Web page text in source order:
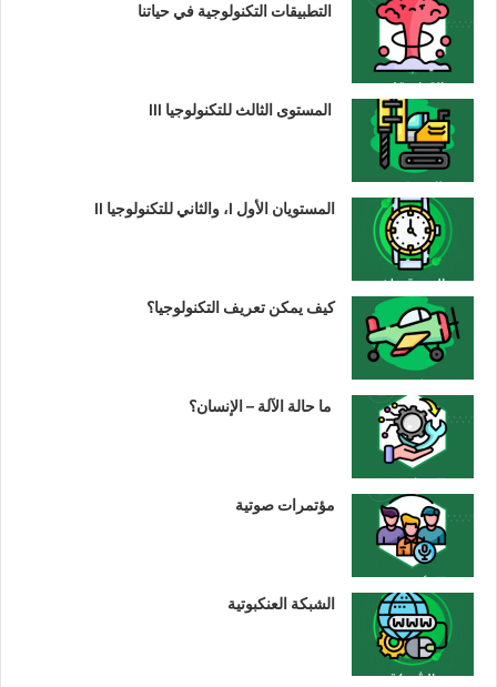
التطبيقات التكنولوجية في حياتنا
المستوى الثالث للتكنولوجيا III
المستويان الأول I، والثاني للتكنولوجيا II
كيف يمكن تعريف التكنولوجيا؟
ما حالة الآلة – الإنسان؟
مؤتمرات صوتية
الشبكة العنكبوتية